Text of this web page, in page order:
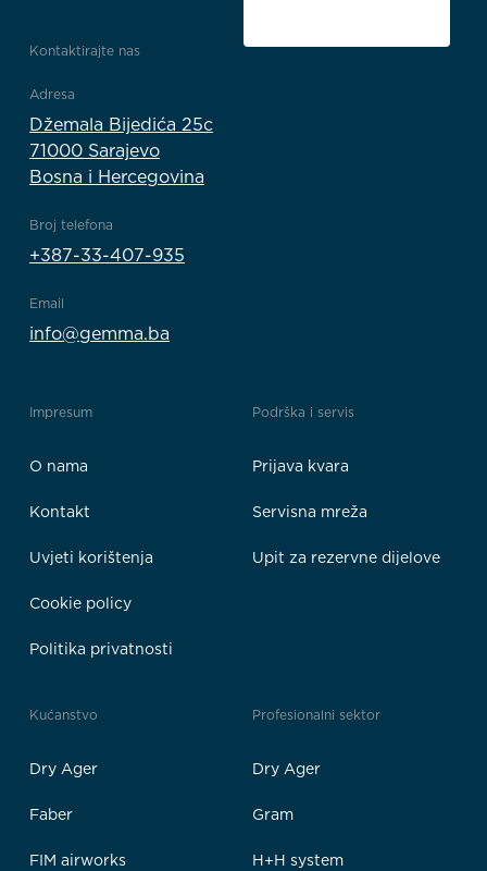
Kontaktirajte nas
Adresa
Džemala Bijedića 25c
71000 Sarajevo
Bosna i Hercegovina
Broj telefona
+387-33-407-935
Email
info@gemma.ba
Impresum
O nama
Kontakt
Uvjeti korištenja
Cookie policy
Politika privatnosti
Podrška i servis
Prijava kvara
Servisna mreža
Upit za rezervne dijelove
Kućanstvo
Dry Ager
Faber
FIM airworks
Profesionalni sektor
Dry Ager
Gram
H+H system